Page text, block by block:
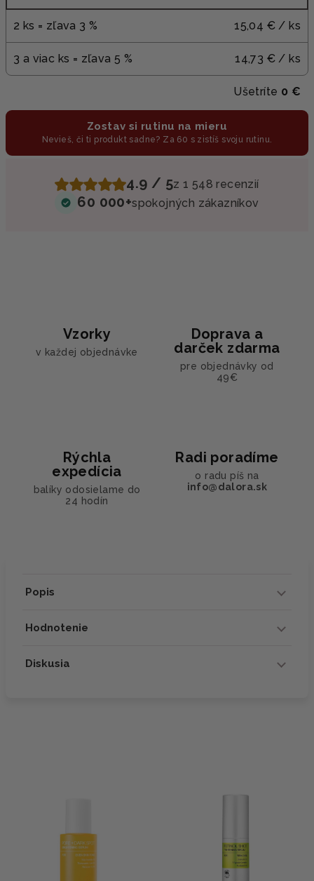
2 ks = zľava 3 % 15,04 € / ks
3 a viac ks = zľava 5 % 14,73 € / ks
Ušetríte 0 €
Zostav si rutinu na mieru
Nevieš, či ti produkt sadne? Za 60 s zistíš svoju rutinu.
4.9 / 5z 1 548 recenzií
60 000+spokojných zákazníkov
Vzorky
v každej objednávke
Doprava a
darček zdarma
pre objednávky od
49€
Rýchla
expedícia
balíky odosielame do
24 hodín
Radi poradíme
o radu píš na
info@dalora.sk
Popis
Hodnotenie
Diskusia